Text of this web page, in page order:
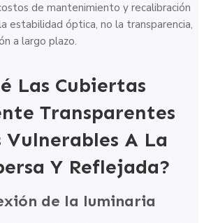
de mantenimiento y recalibración
estabilidad óptica, no la transparencia,
a largo plazo.
Las Cubiertas
Transparentes
Vulnerables A La
Y Reflejada?
de la luminaria